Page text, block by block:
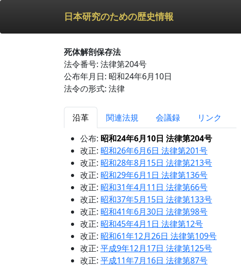
日本研究のための歴史情報
死体解剖保存法
法令番号: 法律第204号
公布年月日: 昭和24年6月10日
法令の形式: 法律
沿革 関連法規 会議録
リンク
公布: 昭和24年6月10日 法律第204号
改正: 昭和26年6月6日 法律第201号
改正: 昭和28年8月15日 法律第213号
改正: 昭和29年6月1日 法律第136号
改正: 昭和31年4月11日 法律第66号
改正: 昭和37年5月15日 法律第133号
改正: 昭和41年6月30日 法律第98号
改正: 昭和45年4月1日 法律第12号
改正: 昭和61年12月26日 法律第109号
改正: 平成9年12月17日 法律第125号
改正: 平成11年7月16日 法律第87号